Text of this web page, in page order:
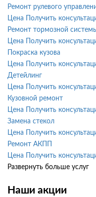
Ремонт рулевого
Цена
Получить
Ремонт тормозной
Цена
Получить
Покраска кузова
Цена
Получить
Детейлинг
Цена
Получить
Кузовной ремонт
Цена
Получить
Замена стекол
Цена
Получить
Ремонт АКПП
Цена
Получить
Развернуть больше услуг
Наши акции